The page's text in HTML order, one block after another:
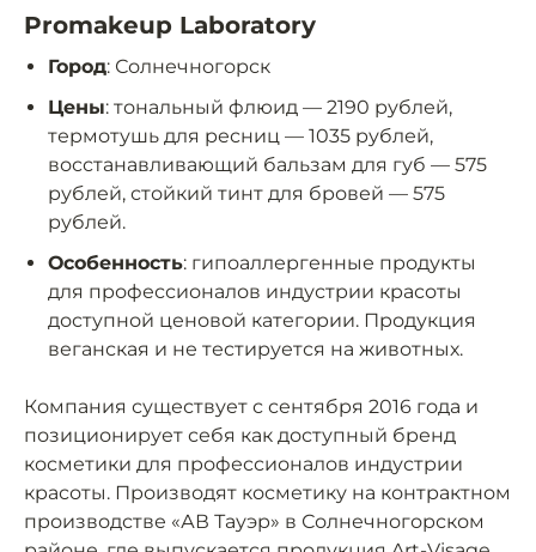
Promakeup Laboratory
Город: Солнечногорск
Цены: тональный флюид — 2190 рублей,
термотушь для ресниц — 1035 рублей,
восстанавливающий бальзам для губ — 575
рублей, стойкий тинт для бровей — 575
рублей.
Особенность: гипоаллергенные продукты
для профессионалов индустрии красоты
доступной ценовой категории. Продукция
веганская и не тестируется на животных.
Компания существует с сентября 2016 года и
позиционирует себя как доступный бренд
косметики для профессионалов индустрии
красоты. Производят косметику на контрактном
производстве «АВ Тауэр» в Солнечногорском